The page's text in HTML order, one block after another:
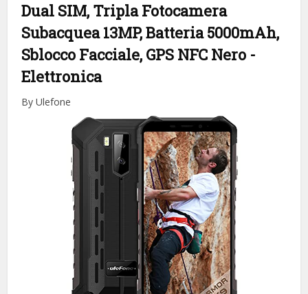
Dual SIM, Tripla Fotocamera
Subacquea 13MP, Batteria 5000mAh,
Sblocco Facciale, GPS NFC Nero -
Elettronica
By Ulefone